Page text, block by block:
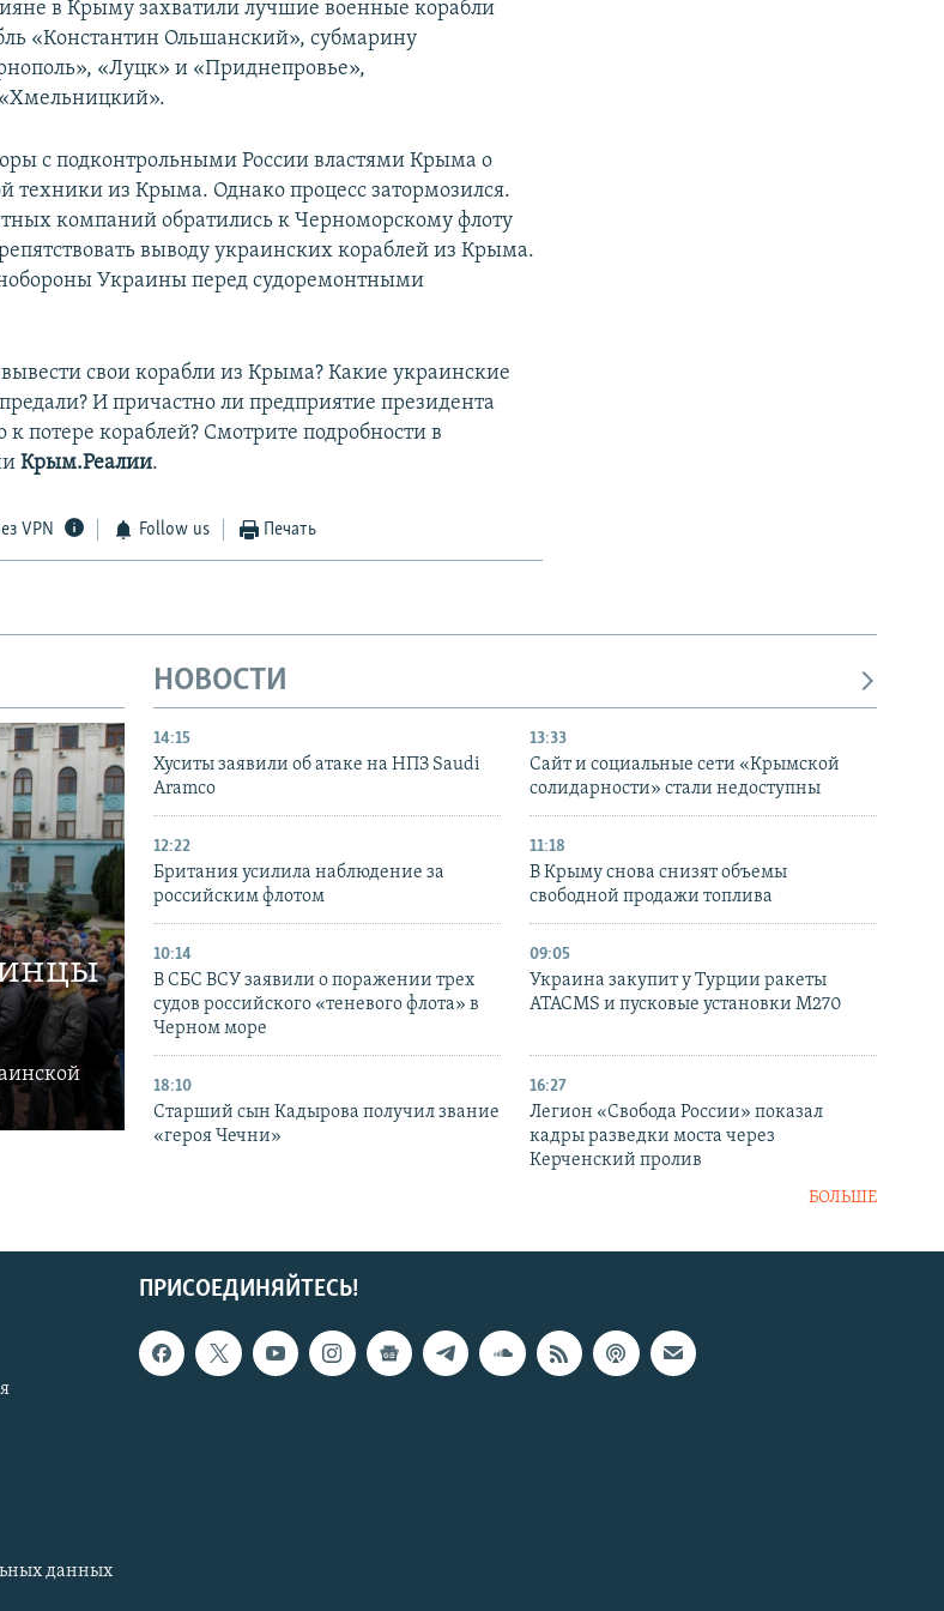
в Крыму захватили лучшие военные корабли
«Константин Ольшанский», cубмарину
«Луцк» и «Приднепровье»,
с подконтрольными России властями Крыма о
техники из Крыма. Однако процесс затормозился.
компаний обратились к Черноморскому флоту
выводу украинских кораблей из Крыма.
Украины перед судоремонтными
свои корабли из Крыма? Какие украинские
И причастно ли предприятие президента
потере кораблей? Смотрите подробности в
Крым.Реалии.
VPN Follow us Печать
НОВОСТИ
14:15
Хуситы заявили об атаке на НПЗ Saudi
Aramco
13:33
Сайт и социальные сети «Крымской
солидарности» стали недоступны
12:22
Британия усилила наблюдение за
российским флотом
11:18
В Крыму снова снизят объемы
свободной продажи топлива
10:14
В СБС ВСУ заявили о поражении трех
судов российского «теневого флота» в
Черном море
09:05
Украина закупит у Турции ракеты
ATACMS и пусковые установки M270
18:10
Старший сын Кадырова получил звание
«героя Чечни»
16:27
Легион «Свобода России» показал
кадры разведки моста через
Керченский пролив
БОЛЬШЕ
ПРИСОЕДИНЯЙТЕСЬ!
данных